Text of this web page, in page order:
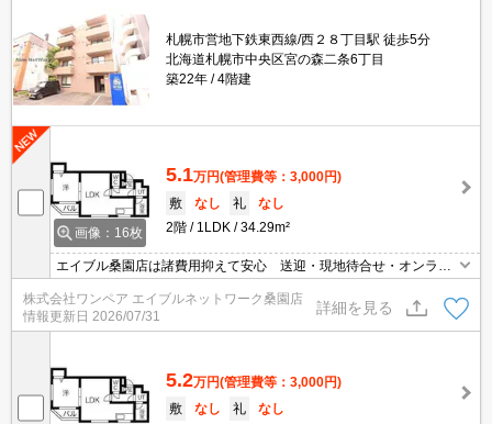
札幌市営地下鉄東西線/西２８丁目駅 徒歩5分
北海道札幌市中央区宮の森二条6丁目
築22年
4階建
画像：16枚
5.1万円(管理費等：3,000円)
敷
なし 礼
なし
2階
1LDK 34.29m²
エイブル桑園店は諸費用抑えて安心 送迎・現地待合せ・オンライ
ン対応 個室相談 当店未掲載物件もご紹介
株式会社ワンペア エイブルネットワーク桑園店
情報更新日 2026/07/31
詳細を見る
5.2万円(管理費等：3,000円)
敷
なし 礼
なし